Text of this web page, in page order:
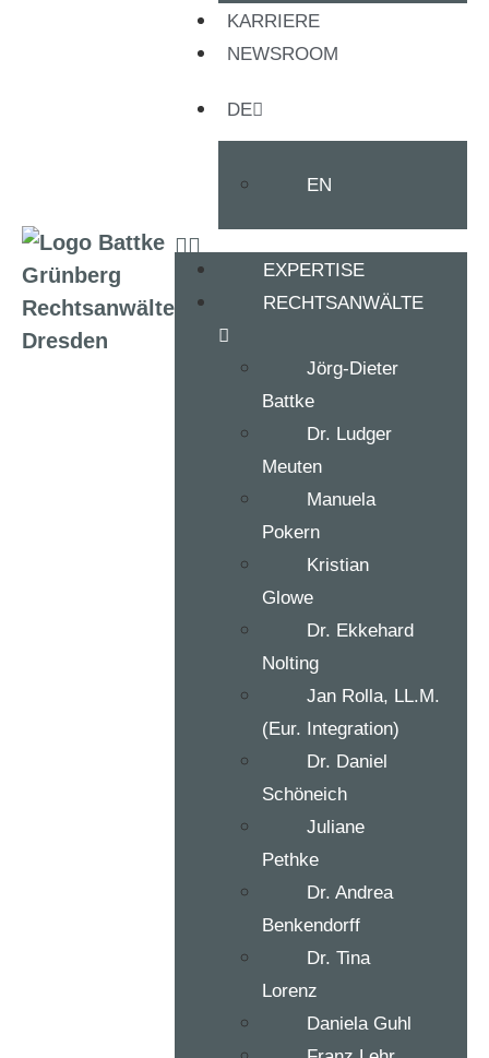
KARRIERE
NEWSROOM
DE
EN
EXPERTISE
RECHTSANWÄLTE
Jörg-Dieter
Battke
Dr. Ludger
Meuten
Manuela
Pokern
Kristian
Glowe
Dr. Ekkehard
Nolting
Jan Rolla, LL.M.
(Eur. Integration)
Dr. Daniel
Schöneich
Juliane
Pethke
Dr. Andrea
Benkendorff
Dr. Tina
Lorenz
Daniela Guhl